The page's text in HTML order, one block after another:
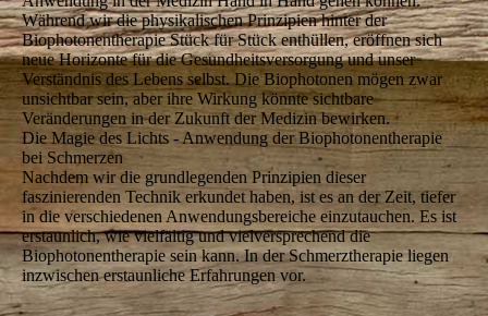
Während wir die physikalischen Prinzipien hinter der
Biophotonentherapie Stück für Stück enthüllen, eröffnen sich
neue Horizonte für die Gesundheitsversorgung und unser
Verständnis des Lebens selbst. Die Biophotonen mögen zwar
unsichtbar sein, aber ihre Wirkung könnte sichtbare
Veränderungen in der Zukunft der Medizin bewirken.
Die Magie des Lichts - Anwendung der Biophotonentherapie
bei Schmerzen
Nachdem wir die grundlegenden Prinzipien dieser
faszinierenden Technik erkundet haben, ist es an der Zeit, tiefer
in die verschiedenen Anwendungsbereiche einzutauchen. Es ist
erstaunlich, wie vielfältig und vielversprechend die
Biophotonentherapie sein kann. In der Schmerztherapie liegen
inzwischen erstaunliche Erfahrungen vor.